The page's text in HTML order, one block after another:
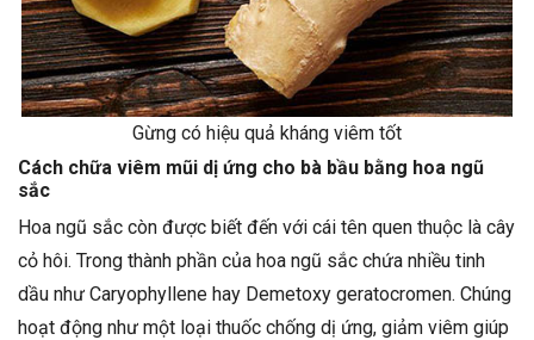
Gừng có hiệu quả kháng viêm tốt
Cách chữa viêm mũi dị ứng cho bà bầu bằng hoa ngũ
sắc
Hoa ngũ sắc còn được biết đến với cái tên quen thuộc là cây
cỏ hôi. Trong thành phần của hoa ngũ sắc chứa nhiều tinh
dầu như Caryophyllene hay Demetoxy geratocromen. Chúng
hoạt động như một loại thuốc chống dị ứng, giảm viêm giúp